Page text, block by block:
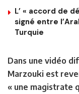
L’ « accord de
signé entre
Turquie
Dans une vidéo
Marzouki est
« une magistrate